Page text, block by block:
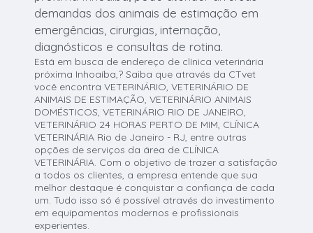
demandas dos animais de estimação em
emergências, cirurgias, internação,
diagnósticos e consultas de rotina.
Está em busca de endereço de clínica veterinária
próxima Inhoaíba,? Saiba que através da CTvet
você encontra VETERINÁRIO, VETERINÁRIO DE
ANIMAIS DE ESTIMAÇÃO, VETERINÁRIO ANIMAIS
DOMÉSTICOS, VETERINÁRIO RIO DE JANEIRO,
VETERINÁRIO 24 HORAS PERTO DE MIM, CLÍNICA
VETERINÁRIA Rio de Janeiro - RJ, entre outras
opções de serviços da área de CLÍNICA
VETERINÁRIA. Com o objetivo de trazer a satisfação
a todos os clientes, a empresa entende que sua
melhor destaque é conquistar a confiança de cada
um. Tudo isso só é possível através do investimento
em equipamentos modernos e profissionais
experientes.